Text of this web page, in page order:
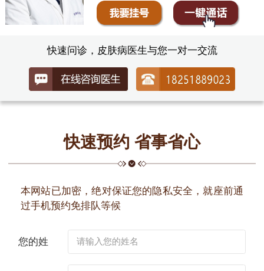
快速问诊，皮肤病医生与您一对一交流
快速预约 省事省心
本网站已加密，绝对保证您的隐私安全，就座前通
过手机预约免排队等候
您的姓